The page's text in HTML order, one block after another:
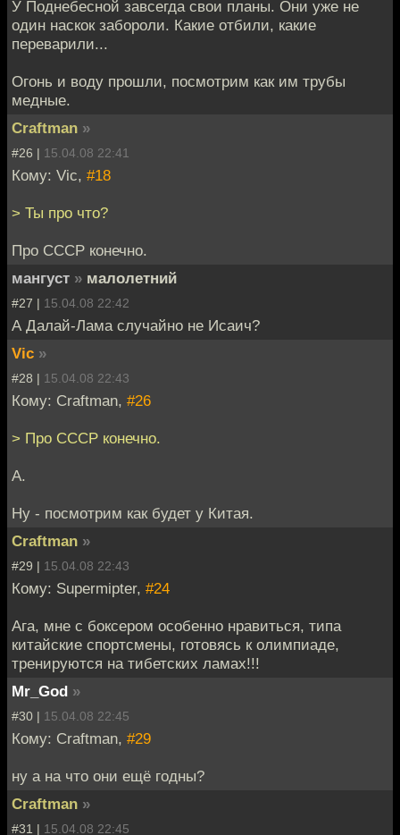
У Поднебесной завсегда свои планы. Они уже не
один наскок забороли. Какие отбили, какие
переварили...
Огонь и воду прошли, посмотрим как им трубы
медные.
Craftman »
#26 | 15.04.08 22:41
Кому: Vic, #18
> Ты про что?
Про СССР конечно.
мангуст » малолетний
#27 | 15.04.08 22:42
А Далай-Лама случайно не Исаич?
Vic »
#28 | 15.04.08 22:43
Кому: Craftman, #26
> Про СССР конечно.
А.
Ну - посмотрим как будет у Китая.
Craftman »
#29 | 15.04.08 22:43
Кому: Supermipter, #24
Ага, мне с боксером особенно нравиться, типа
китайские спортсмены, готовясь к олимпиаде,
тренируются на тибетских ламах!!!
Mr_God »
#30 | 15.04.08 22:45
Кому: Craftman, #29
ну а на что они ещё годны?
Craftman »
#31 | 15.04.08 22:45